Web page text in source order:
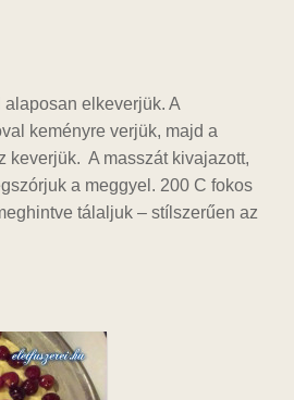
elkeverjük. A
keményre verjük, majd a
keverjük. A masszát kivajazott,
a meggyel. 200 C fokos
tálaljuk – stílszerűen az